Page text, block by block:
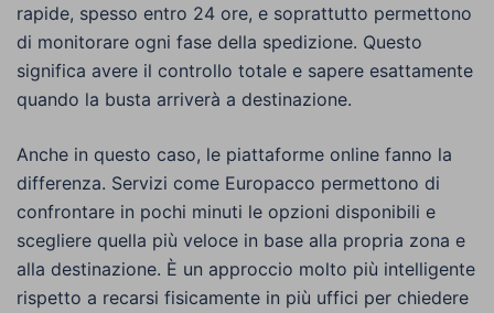
rapide, spesso entro 24 ore, e soprattutto permettono
di monitorare ogni fase della spedizione. Questo
significa avere il controllo totale e sapere esattamente
quando la busta arriverà a destinazione.
Anche in questo caso, le piattaforme online fanno la
differenza. Servizi come Europacco permettono di
confrontare in pochi minuti le opzioni disponibili e
scegliere quella più veloce in base alla propria zona e
alla destinazione. È un approccio molto più intelligente
rispetto a recarsi fisicamente in più uffici per chiedere